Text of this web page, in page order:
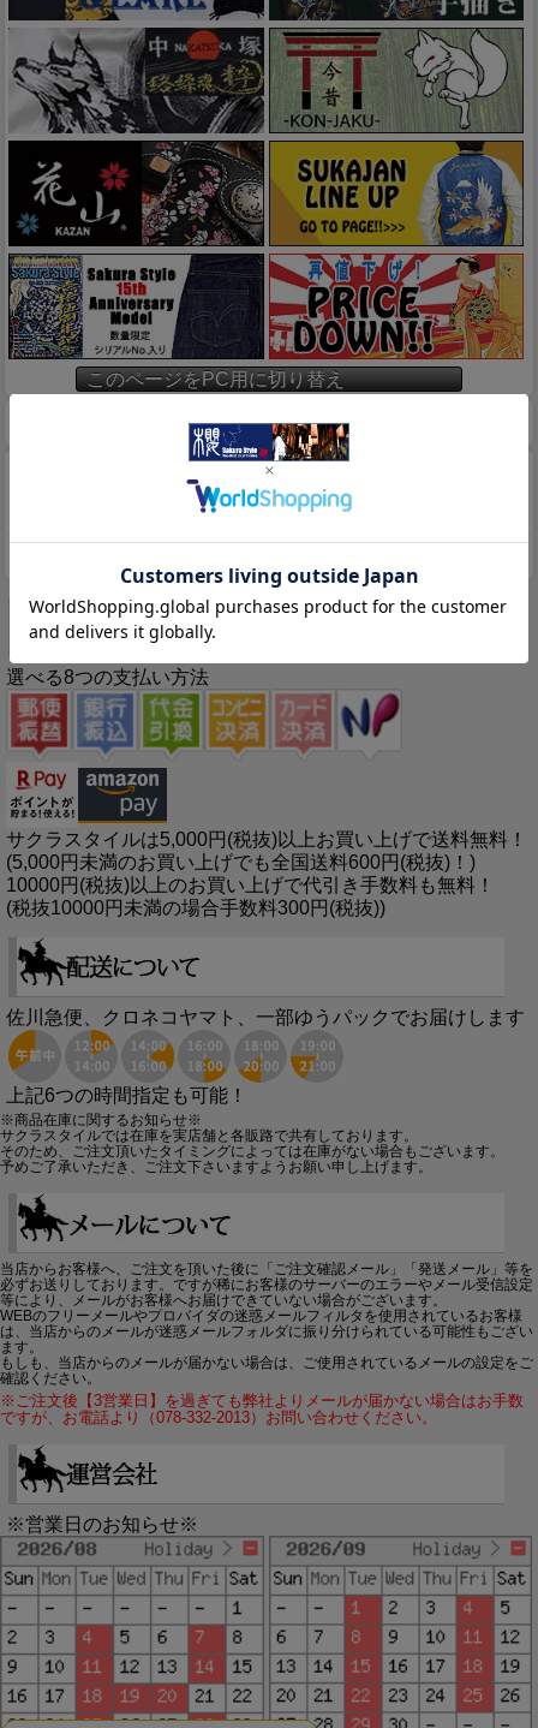
このページをPC用に切り替え
マイページ
送料とお支払い方法について
選べる8つの支払い方法
サクラスタイルは5,000円(税抜)以上お買い上げで送料無料！
(5,000円未満のお買い上げでも全国送料600円(税抜)！)
10000円(税抜)以上のお買い上げで代引き手数料も無料！
(税抜10000円未満の場合手数料300円(税抜))
佐川急便、クロネコヤマト、一部ゆうパックでお届けします
上記6つの時間指定も可能！
※商品在庫に関するお知らせ※
サクラスタイルでは在庫を実店舗と各販路で共有しております。
そのため、ご注文頂いたタイミングによっては在庫がない場合もございます。
予めご了承いただき、ご注文下さいますようお願い申し上げます。
当店からお客様へ、ご注文を頂いた後に「ご注文確認メール」「発送メール」等を
必ずお送りしております。ですが稀にお客様のサーバーのエラーやメール受信設定
等により、メールがお客様へお届けできていない場合がございます。
WEBのフリーメールやプロバイダの迷惑メールフィルタを使用されているお客様
は、当店からのメールが迷惑メールフォルダに振り分けられている可能性もござい
ます。
もしも、当店からのメールが届かない場合は、ご使用されているメールの設定をご
確認ください。
※ご注文後【3営業日】を過ぎても弊社よりメールが届かない場合はお手数
ですが、お電話より（078-332-2013）お問い合わせください。
※営業日のお知らせ※